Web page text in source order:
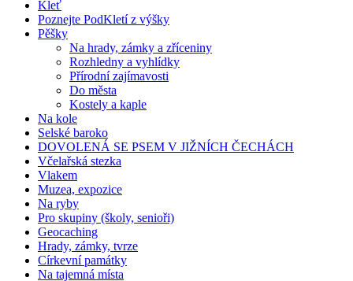
Kleť
Poznejte PodKletí z výšky
Pěšky
Na hrady, zámky a zříceniny
Rozhledny a vyhlídky
Přírodní zajímavosti
Do města
Kostely a kaple
Na kole
Selské baroko
DOVOLENÁ SE PSEM V JIŽNÍCH ČECHÁCH
Včelařská stezka
Vlakem
Muzea, expozice
Na ryby
Pro skupiny (školy, senioři)
Geocaching
Hrady, zámky, tvrze
Církevní památky
Na tajemná místa